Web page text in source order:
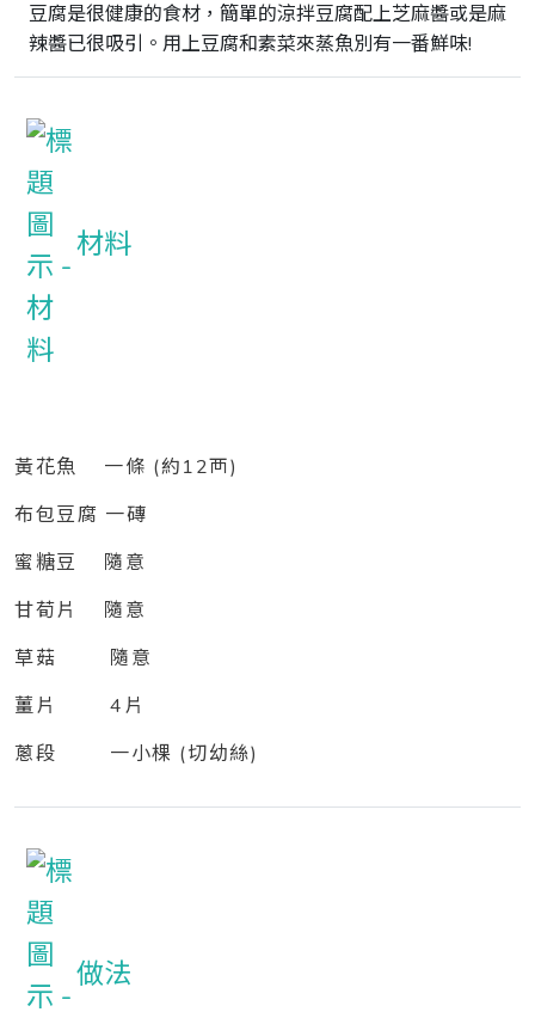
豆腐是很健康的食材，簡單的涼拌豆腐配上芝麻醬或是麻
辣醬已很吸引。用上豆腐和素菜來蒸魚別有一番鮮味!
材料
黃花魚 一條 (約12襾)
布包豆腐 一磚
蜜糖豆 隨意
甘荀片 隨意
草菇 隨意
薑片 4片
蔥段 一小棵 (切幼絲)
做法